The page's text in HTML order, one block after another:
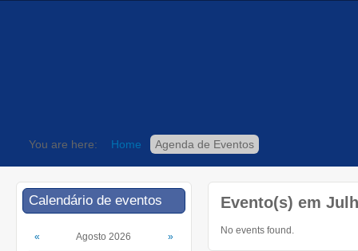
You are here: Home Agenda de Eventos
Evento(s) em
No events found.
Calendário de eventos
« Agosto 2026
»